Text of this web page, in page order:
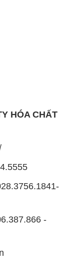
HÓA CHẤT
Đông B,